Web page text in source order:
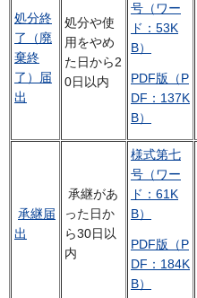
処分終
了（廃
棄終
了）届
出
処分や使
用をやめ
た日から2
0日以内
号（ワー
ド：53K
B）
PDF版（P
DF：137K
B）
承継届
出
承継があ
った日か
ら30日以
内
様式第七
号（ワー
ド：61K
B）
PDF版（P
DF：184K
B）